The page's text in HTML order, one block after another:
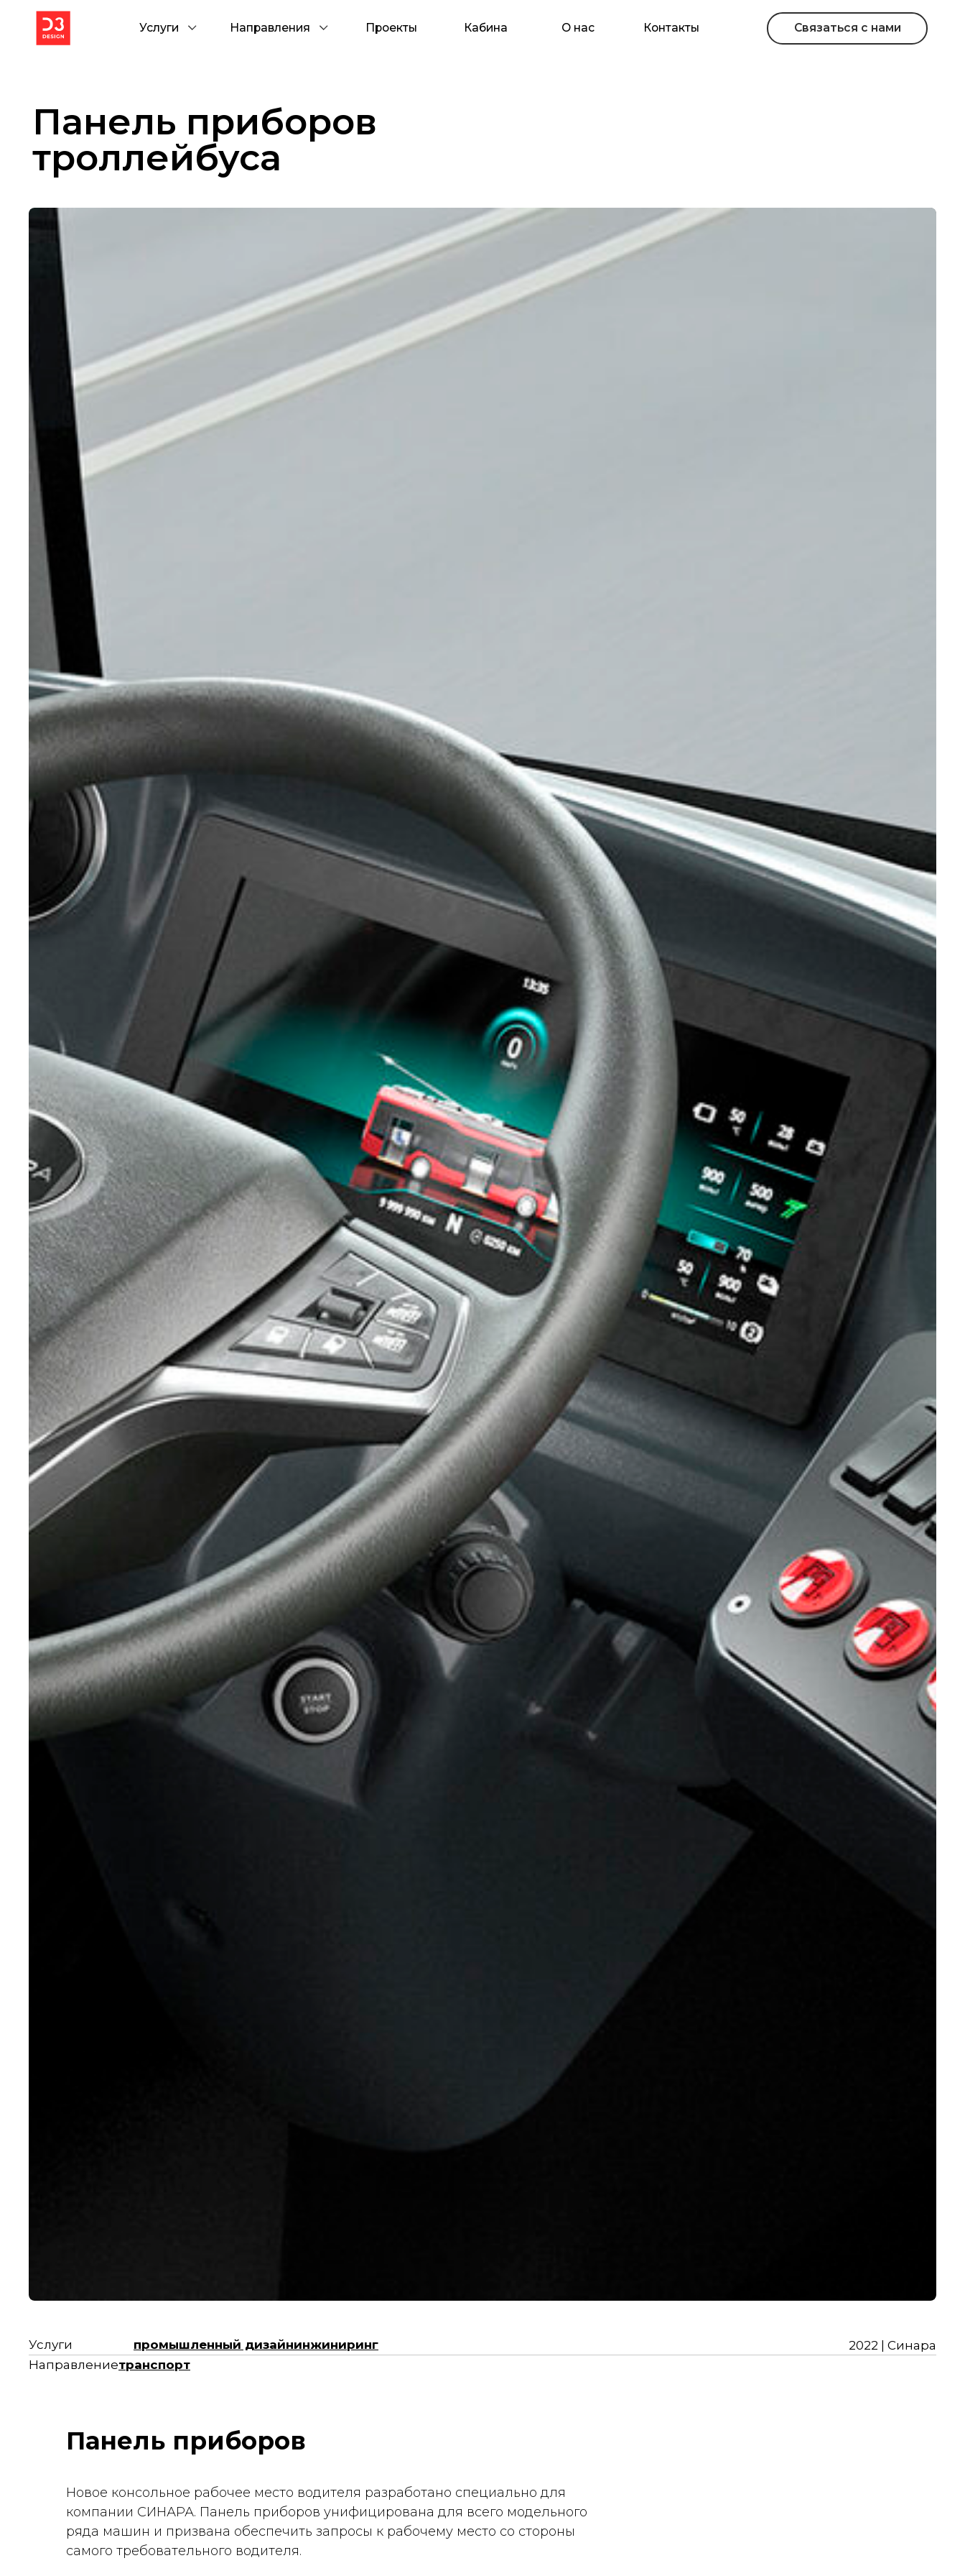
Связаться с нами
Контакты
О нас
Кабина
Проекты
Услуги Направления
Панель приборов
троллейбуса
промышленный дизайнинжиниринг
Услуги
Направлениетранспорт
2022 | Синара
Панель приборов
Новое консольное рабочее место водителя разработано специально для
компании СИНАРА. Панель приборов унифицирована для всего модельного
ряда машин и призвана обеспечить запросы к рабочему место со стороны
самого требовательного водителя.